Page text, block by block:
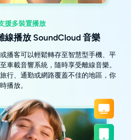
援多裝置播放
線播放 SoundCloud 音樂
播客可以輕鬆轉存至智慧型手機、平
車載音響系統，隨時享受離線音樂。
行、通勤或網路覆蓋不佳的地區，你
播放。